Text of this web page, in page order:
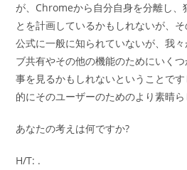
が、Chromeから自分自身を分離し、
とを計画しているかもしれないが、
公式に一般に知られていないが、我
ブ共有やその他の機能のためにいく
事を見るかもしれないということで
的にそのユーザーのためのより素晴ら
あなたの考えは何ですか?
H/T: .